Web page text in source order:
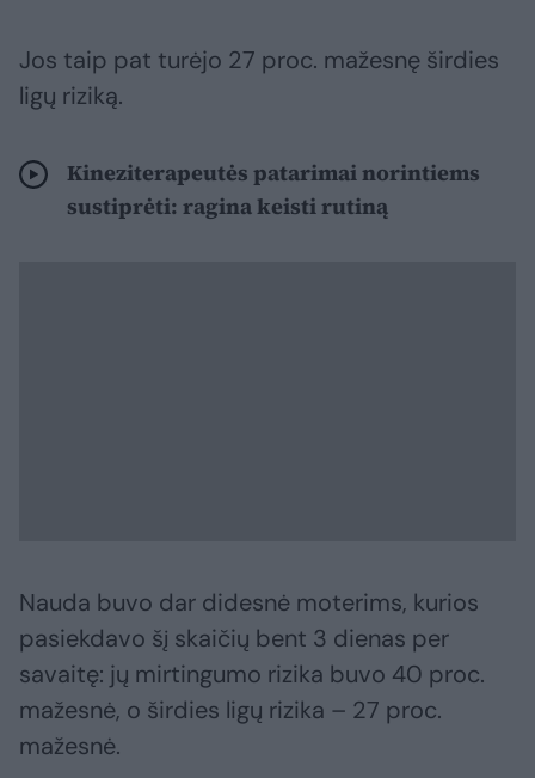
Jos taip pat turėjo 27 proc. mažesnę širdies
ligų riziką.
Kineziterapeutės patarimai norintiems
sustiprėti: ragina keisti rutiną
Nauda buvo dar didesnė moterims, kurios
pasiekdavo šį skaičių bent 3 dienas per
savaitę: jų mirtingumo rizika buvo 40 proc.
mažesnė, o širdies ligų rizika – 27 proc.
mažesnė.